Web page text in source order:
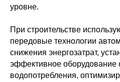
уровне.
При строительстве
передовые технологии
снижения энергозатрат,
эффективное оборудование
водопотребления,